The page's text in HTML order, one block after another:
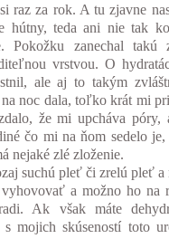
raz za rok. A tu zjavne
hútny, teda ani nie tak
Pokožku zanechal takú
vrstvou. O
ale aj to takým
noc dala, toľko krát mi
že mi upcháva póry,
čo mi na ňom sedelo je,
nejaké zlé zloženie.
suchú pleť či zrelú pleť a
a možno ho na
Ak však máte
mojich skúseností toto